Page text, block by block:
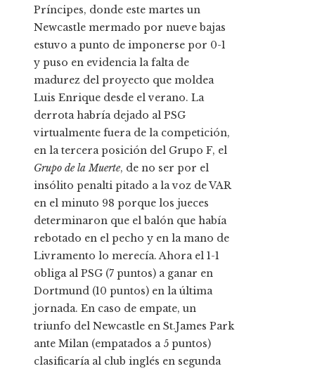
Príncipes, donde este martes un
Newcastle mermado por nueve bajas
estuvo a punto de imponerse por 0-1
y puso en evidencia la falta de
madurez del proyecto que moldea
Luis Enrique desde el verano. La
derrota habría dejado al PSG
virtualmente fuera de la competición,
en la tercera posición del Grupo F, el
Grupo de la Muerte, de no ser por el
insólito penalti pitado a la voz de VAR
en el minuto 98 porque los jueces
determinaron que el balón que había
rebotado en el pecho y en la mano de
Livramento lo merecía. Ahora el 1-1
obliga al PSG (7 puntos) a ganar en
Dortmund (10 puntos) en la última
jornada. En caso de empate, un
triunfo del Newcastle en St.James Park
ante Milan (empatados a 5 puntos)
clasificaría al club inglés en segunda